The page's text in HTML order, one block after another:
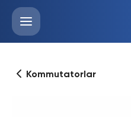
Kommutatorlar